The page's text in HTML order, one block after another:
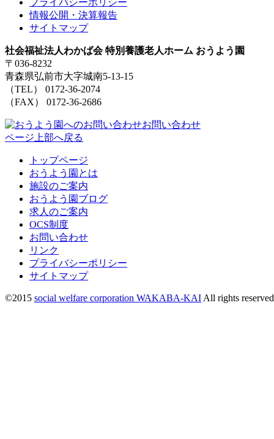
プライバシーポリシー
情報公開・決算報告
サイトマップ
社会福祉法人わかば会 特別養護老人ホーム おうよう園
〒036-8232
青森県弘前市大字城南5-13-15
（TEL） 0172-36-2074
（FAX） 0172-36-2686
お問い合わせ
ページ上部へ戻る
トップページ
おうよう園とは
施設のご案内
おうよう園ブログ
求人のご案内
OCS制度
お問い合わせ
リンク
プライバシーポリシー
サイトマップ
©2015 social welfare corporation WAKABA-KAI All rights